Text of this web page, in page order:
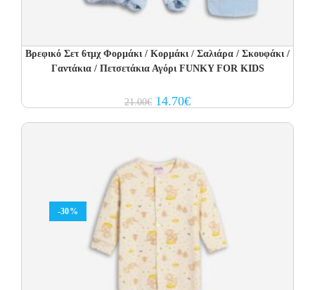
Βρεφικό Σετ 6τμχ Φορμάκι / Κορμάκι / Σαλιάρα / Σκουφάκι /
Γαντάκια / Πετσετάκια Αγόρι FUNKY FOR KIDS
21.00€ Original
price
14.70€Current
price
-30%